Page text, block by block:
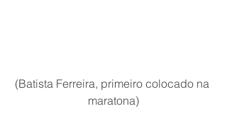
(Batista Ferreira, primeiro colocado na
maratona)